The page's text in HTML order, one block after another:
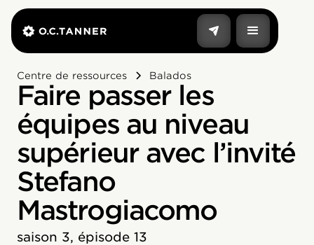
Centre de ressources Balados
Faire passer les
équipes au niveau
supérieur avec l’invité
Stefano
Mastrogiacomo
saison 3, épisode 13